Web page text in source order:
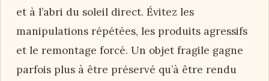
et à l’abri du soleil direct. Évitez les
manipulations répétées, les produits agressifs
et le remontage forcé. Un objet fragile gagne
parfois plus à être préservé qu’à être rendu